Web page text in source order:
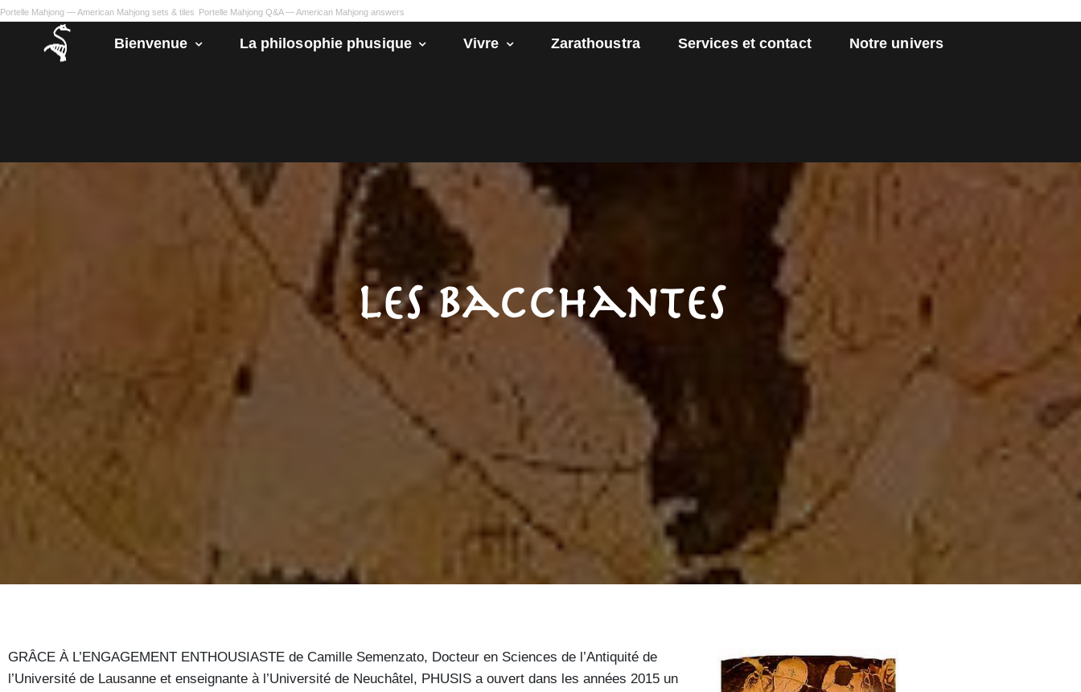
Portelle Mahjong — American Mahjong sets & tiles Portelle Mahjong Q&A — American Mahjong answers
Bienvenue La philosophie phusique Vivre Zarathoustra Services et contact Notre univers
Les Bacchantes
GRÂCE À L’ENGAGEMENT ENTHOUSIASTE de Camille Semenzato, Docteur en Sciences de l’Antiquité de
l’Université de Lausanne et enseignante à l’Université de Neuchâtel, PHUSIS a ouvert dans les années 2015 un